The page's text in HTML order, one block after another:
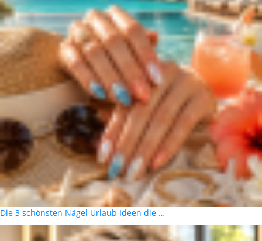
Die 3 schönsten Nägel Urlaub Ideen die …